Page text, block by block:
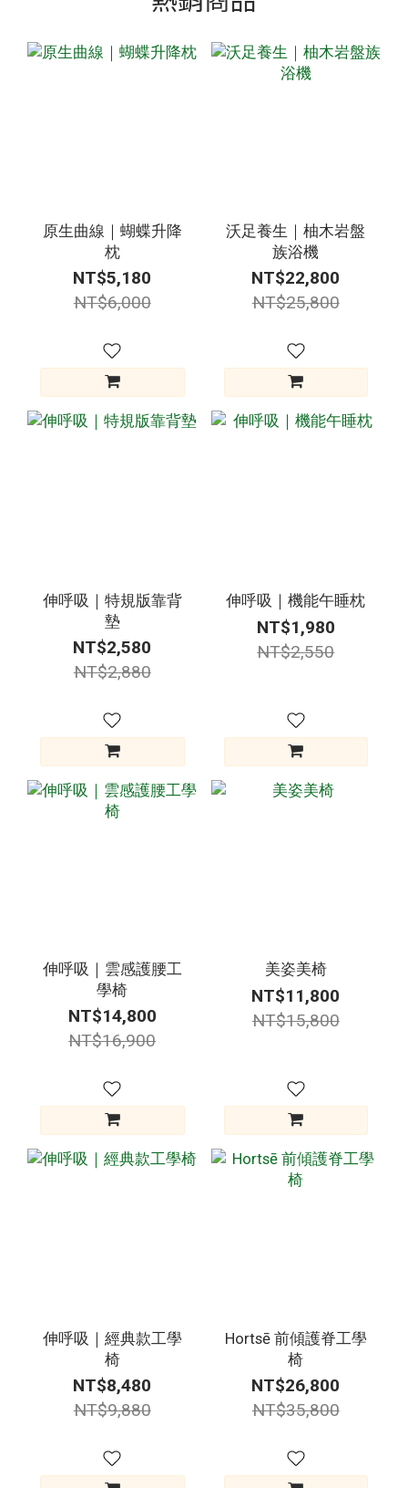
原生曲線｜蝴蝶升降
枕
NT$5,180
NT$6,000
沃足養生｜柚木岩盤
族浴機
NT$22,800
NT$25,800
伸呼吸｜特規版靠背
墊
NT$2,580
NT$2,880
伸呼吸｜機能午睡枕
NT$1,980
NT$2,550
伸呼吸｜雲感護腰工
學椅
NT$14,800
NT$16,900
美姿美椅
NT$11,800
NT$15,800
伸呼吸｜經典款工學
椅
NT$8,480
NT$9,880
Hortsē 前傾護脊工學
椅
NT$26,800
NT$35,800